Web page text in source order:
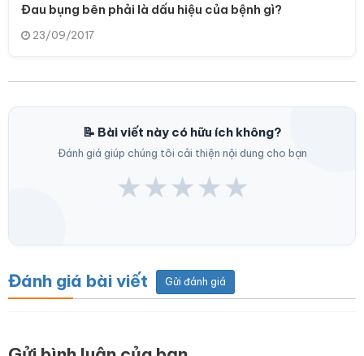
Đau bụng bên phải là dấu hiệu của bệnh gì?
23/09/2017
📝 Bài viết này có hữu ích không?
Đánh giá giúp chúng tôi cải thiện nội dung cho bạn
★★★★★
Đánh giá bài viết Gửi đánh giá